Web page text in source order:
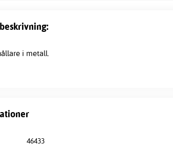
i metall
46433